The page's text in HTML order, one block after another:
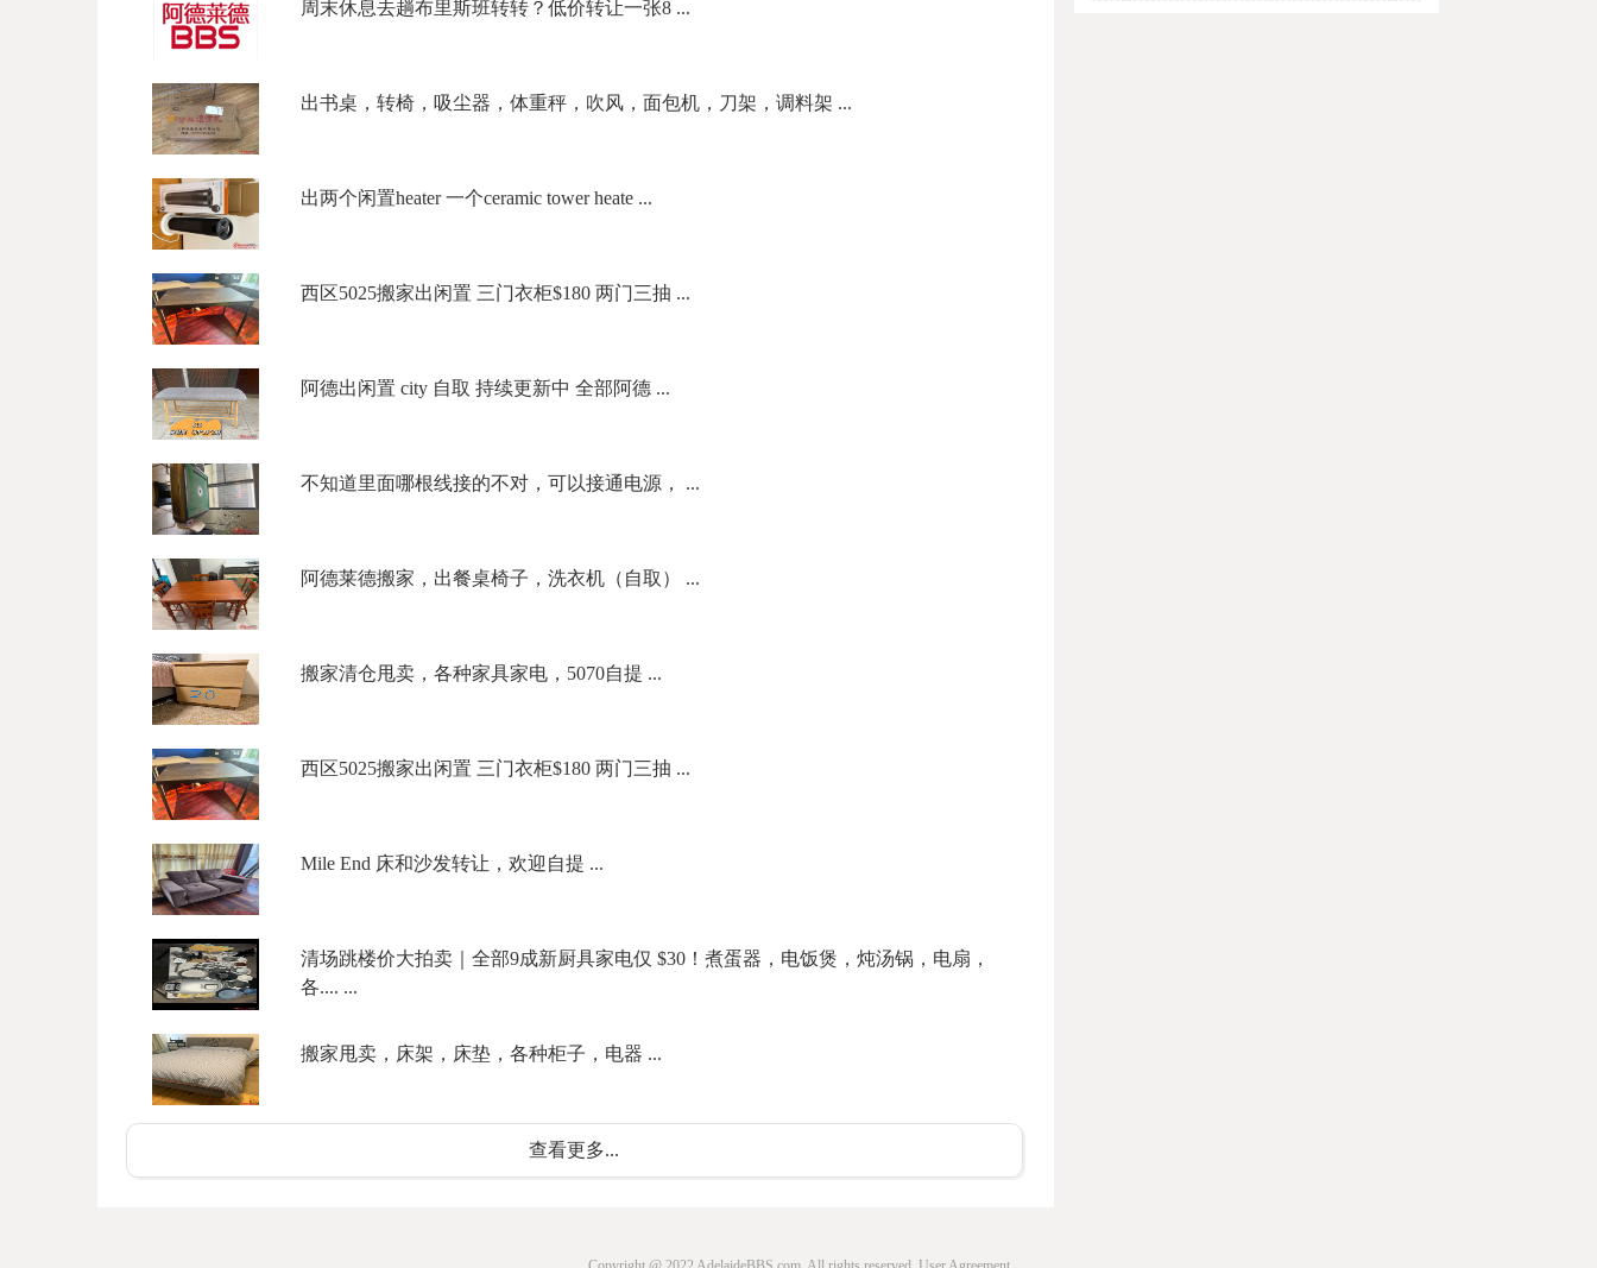
周末休息去趟布里斯班转转？低价转让一张8 ...
出书桌，转椅，吸尘器，体重秤，吹风，面包机，刀架，调料架 ...
出两个闲置heater 一个ceramic tower heate ...
西区5025搬家出闲置 三门衣柜$180 两门三抽 ...
阿德出闲置 city 自取 持续更新中 全部阿德 ...
不知道里面哪根线接的不对，可以接通电源， ...
阿德莱德搬家，出餐桌椅子，洗衣机（自取） ...
搬家清仓甩卖，各种家具家电，5070自提 ...
西区5025搬家出闲置 三门衣柜$180 两门三抽 ...
Mile End 床和沙发转让，欢迎自提 ...
清场跳楼价大拍卖｜全部9成新厨具家电仅 $30！煮蛋器，电饭煲，炖汤锅，电扇，
各.... ...
搬家甩卖，床架，床垫，各种柜子，电器 ...
查看更多...